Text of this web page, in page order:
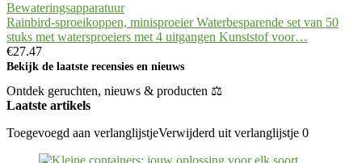
Bewateringsapparatuur
Rainbird-sproeikoppen, minisproeier Waterbesparende set van 50
stuks met watersproeiers met 4 uitgangen Kunststof voor…
€27.47
Bekijk de laatste recensies en nieuws
Ontdek geruchten, nieuws & producten ⚖
Laatste artikels
Toegevoegd aan verlanglijstjeVerwijderd uit verlanglijstje 0